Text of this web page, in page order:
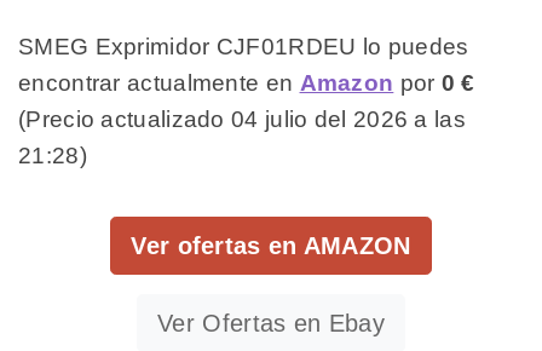
SMEG Exprimidor CJF01RDEU lo puedes
encontrar actualmente en Amazon por 0 €
(Precio actualizado 04 julio del 2026 a las
21:28)
Ver ofertas en AMAZON
Ver Ofertas en Ebay